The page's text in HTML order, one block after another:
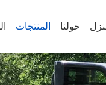
حولنا المنتجات